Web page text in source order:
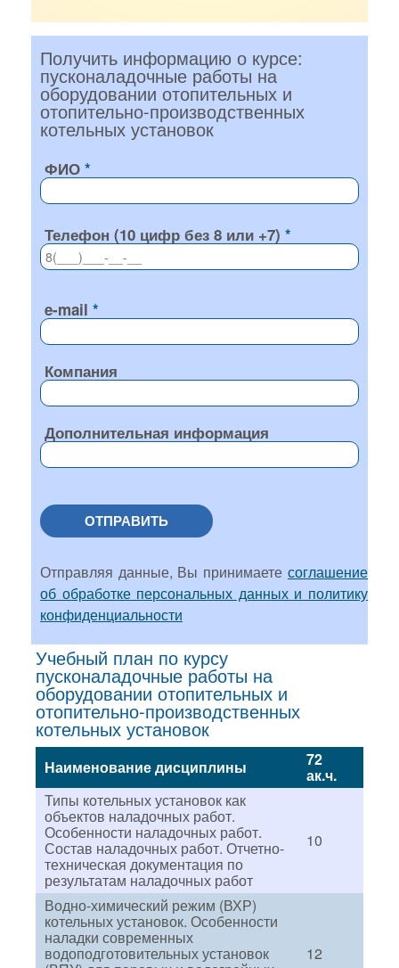
Получить информацию о курсе:
пусконаладочные работы на
оборудовании отопительных и
отопительно-производственных
котельных установок
ФИО
Телефон (10 цифр без 8 или +7)
e-mail
Компания
Дополнительная информация
ОТПРАВИТЬ
Отправляя данные, Вы принимаете соглашение
об обработке персональных данных и политику
конфиденциальности
Учебный план по курсу
пусконаладочные работы на
оборудовании отопительных и
отопительно-производственных
котельных установок
Наименование дисциплины 72
ак.ч.
Типы котельных установок как
объектов наладочных работ.
Особенности наладочных работ.
Состав наладочных работ. Отчетно-
техническая документация по
результатам наладочных работ
10
Водно-химический режим (ВХР)
котельных установок. Особенности
наладки современных
водоподготовительных установок 12